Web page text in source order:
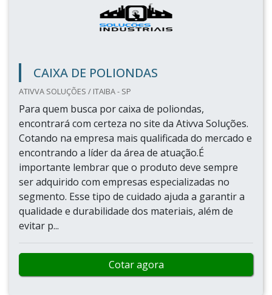
CAIXA DE POLIONDAS
ATIVVA SOLUÇÕES / ITAIBA - SP
Para quem busca por caixa de poliondas,
encontrará com certeza no site da Ativva Soluções.
Cotando na empresa mais qualificada do mercado e
encontrando a líder da área de atuação.É
importante lembrar que o produto deve sempre
ser adquirido com empresas especializadas no
segmento. Esse tipo de cuidado ajuda a garantir a
qualidade e durabilidade dos materiais, além de
evitar p...
Cotar agora